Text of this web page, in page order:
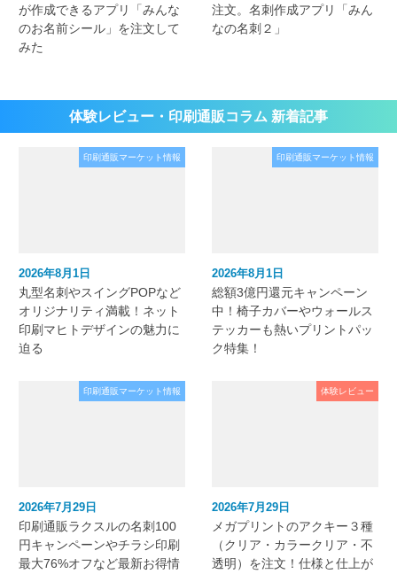
が作成できるアプリ「みんな
のお名前シール」を注文して
みた
注文。名刺作成アプリ「みん
なの名刺２」
体験レビュー・印刷通販コラム 新着記事
印刷通販マーケット情報
2026年8月1日
丸型名刺やスイングPOPなど
オリジナリティ満載！ネット
印刷マヒトデザインの魅力に
迫る
印刷通販マーケット情報
2026年8月1日
総額3億円還元キャンペーン
中！椅子カバーやウォールス
テッカーも熱いプリントパッ
ク特集！
印刷通販マーケット情報
2026年7月29日
印刷通販ラクスルの名刺100
円キャンペーンやチラシ印刷
最大76%オフなど最新お得情
体験レビュー
2026年7月29日
メガプリントのアクキー３種
（クリア・カラークリア・不
透明）を注文！仕様と仕上が